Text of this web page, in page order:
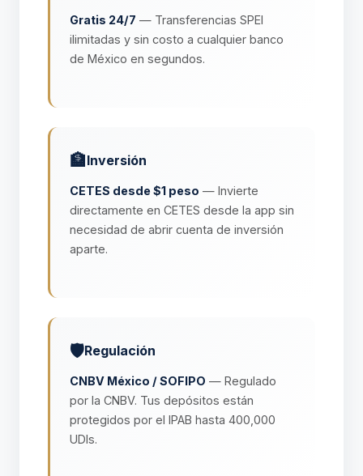
Gratis 24/7 — Transferencias SPEI
ilimitadas y sin costo a cualquier banco
de México en segundos.
🏦Inversión
CETES desde $1 peso — Invierte
directamente en CETES desde la app sin
necesidad de abrir cuenta de inversión
aparte.
🛡️Regulación
CNBV México / SOFIPO — Regulado
por la CNBV. Tus depósitos están
protegidos por el IPAB hasta 400,000
UDIs.